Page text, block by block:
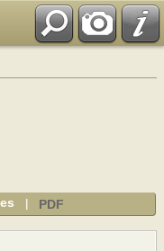
PDF